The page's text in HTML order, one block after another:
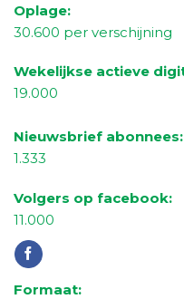
Oplage:
30.600 per verschijning
Wekelijkse actieve
19.000
Nieuwsbrief abonnees:
1.333
Volgers op facebook:
11.000
Formaat: